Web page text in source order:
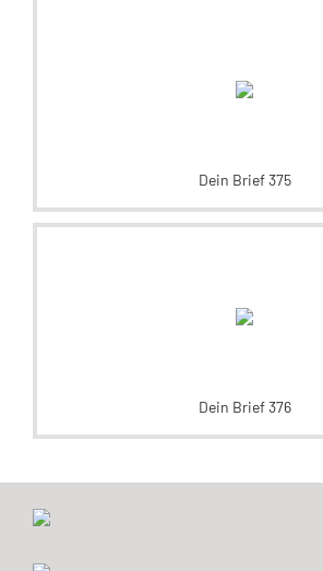
Dein Brief 375
Dein Brief 376